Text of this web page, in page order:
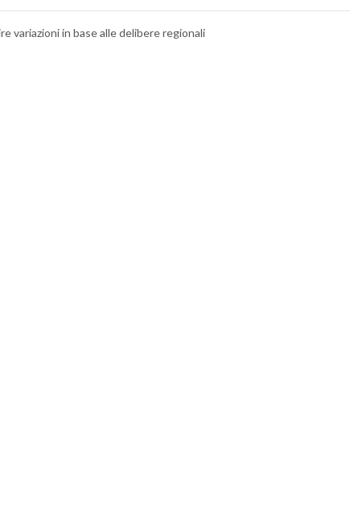
variazioni in base alle delibere regionali